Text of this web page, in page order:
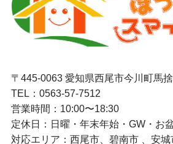
〒445-0063 愛知県西尾市今川町馬
TEL： 0563-57-7512
営業時間：10:00〜18:30
定休日：日曜・年末年始・GW・お
対応エリア：西尾市、碧南市 、安